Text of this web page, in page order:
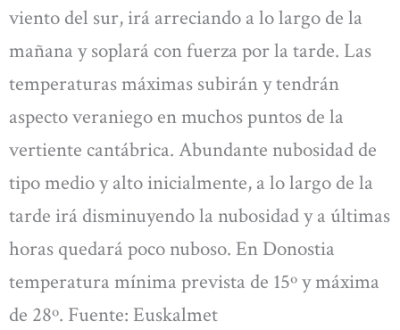
viento del sur, irá arreciando a lo largo de la
mañana y soplará con fuerza por la tarde. Las
temperaturas máximas subirán y tendrán
aspecto veraniego en muchos puntos de la
vertiente cantábrica. Abundante nubosidad de
tipo medio y alto inicialmente, a lo largo de la
tarde irá disminuyendo la nubosidad y a últimas
horas quedará poco nuboso. En Donostia
temperatura mínima prevista de 15º y máxima
de 28º. Fuente: Euskalmet